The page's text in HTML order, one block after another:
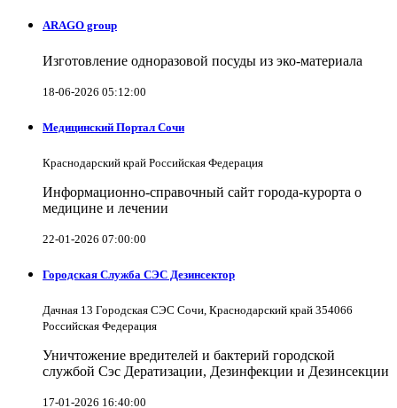
ARAGO group
Изготовление одноразовой посуды из эко-материала
18-06-2026 05:12:00
Медицинский Портал Сочи
Краснодарский край Российская Федерация
Информационно-справочный сайт города-курорта о
медицине и лечении
22-01-2026 07:00:00
Городская Служба СЭС Дезинсектор
Дачная 13 Городская СЭС Сочи, Краснодарский край 354066
Российская Федерация
Уничтожение вредителей и бактерий городской
службой Сэс Дератизации, Дезинфекции и Дезинсекции
17-01-2026 16:40:00